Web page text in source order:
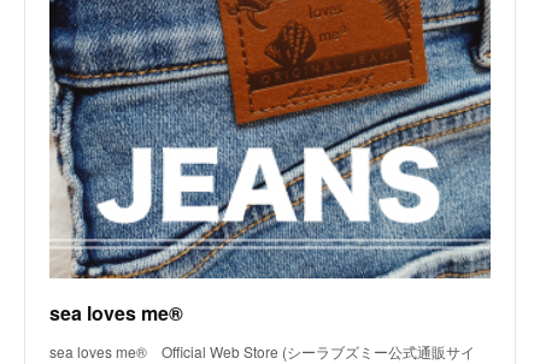
sea loves me®
sea loves me® Official Web Store (シーラブズミー公式通販サイ